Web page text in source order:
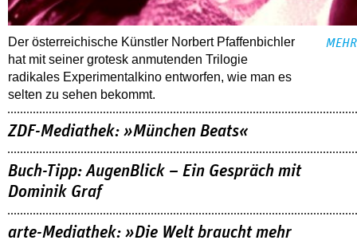
Der österreichische Künstler Norbert Pfaffenbichler
hat mit seiner grotesk anmutenden Trilogie
radikales Experimentalkino entworfen, wie man es
selten zu sehen bekommt.
MEHR
ZDF-Mediathek: »München Beats«
Buch-Tipp: AugenBlick – Ein Gespräch mit
Dominik Graf
arte-Mediathek: »Die Welt braucht mehr